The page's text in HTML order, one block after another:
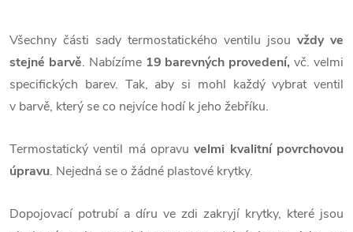
Všechny části sady termostatického ventilu jsou vždy ve
stejné barvě. Nabízíme 19 barevných provedení, vč. velmi
specifických barev. Tak, aby si mohl každý vybrat ventil
v barvě, který se co nejvíce hodí k jeho žebříku.
Termostatický ventil má opravuvelmi kvalitní povrchovou
úpravu. Nejedná se o žádné plastové krytky.
Dopojovací potrubí a díru ve zdi zakryjí krytky, které jsou